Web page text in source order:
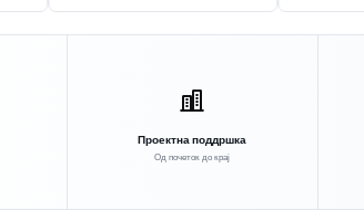
Проектна поддршка
Од почеток до крај